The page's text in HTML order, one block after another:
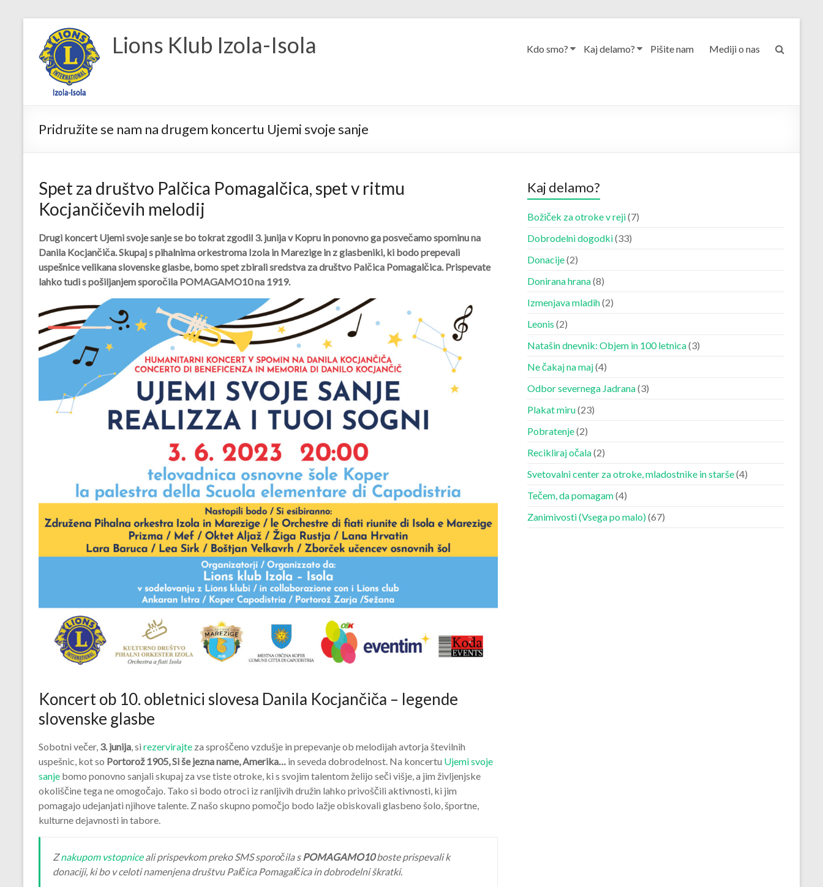
content
Lions Klub Izola-Isola Kdo smo? Kaj delamo? Pišite nam Mediji o nas
Pridružite se nam na drugem koncertu Ujemi svoje sanje
Spet za društvo Palčica Pomagalčica, spet v ritmu
Kocjančičevih melodij
Drugi koncert Ujemi svoje sanje se bo tokrat zgodil 3. junijav Kopru in ponovno ga posvečamo spominu na
Danila Kocjančiča. Skupaj s pihalnima orkestroma Izola in Marezige in z glasbeniki, ki bodo prepevali
uspešnice velikana slovenske glasbe, bomo spet zbirali sredstva za društvo Palčica Pomagalčica. Prispevate
lahko tudi s pošiljanjem sporočila POMAGAMO10 na 1919.
Koncert ob 10. obletnici slovesa Danila Kocjančiča – legende
slovenske glasbe
Sobotni večer, 3. junija, si rezervirajte za sproščeno vzdušje in prepevanje ob melodijah avtorja številnih
uspešnic, kot so Portorož 1905, Si še jezna name, Amerika… in seveda dobrodelnost. Na koncertu Ujemi svoje
sanje bomo ponovno sanjali skupaj za vse tiste otroke, ki s svojim talentom želijo seči višje, a jim življenjske
okoliščine tega ne omogočajo. Tako si bodo otroci iz ranljivih družin lahko privoščili aktivnosti, ki jim
pomagajo udejanjati njihove talente. Z našo skupno pomočjo bodo lažje obiskovali glasbeno šolo, športne,
kulturne dejavnosti in tabore.
Znakupom vstopniceali prispevkom preko SMS sporočila sPOMAGAMO10boste prispevali k
donaciji, ki bo v celoti namenjena društvu Palčica Pomagalčica in dobrodelni škratki.
Kaj delamo?
Božiček za otroke v reji(7)
Dobrodelni dogodki(33)
Donacije(2)
Donirana hrana(8)
Izmenjava mladih(2)
Leonis (2)
Natašin dnevnik: Objem in 100 letnica(3)
Ne čakaj na maj(4)
Odbor severnega Jadrana(3)
Plakat miru(23)
Pobratenje(2)
Recikliraj očala(2)
Svetovalni center za otroke, mladostnike in starše(4)
Tečem, da pomagam(4)
Zanimivosti (Vsega po malo)(67)